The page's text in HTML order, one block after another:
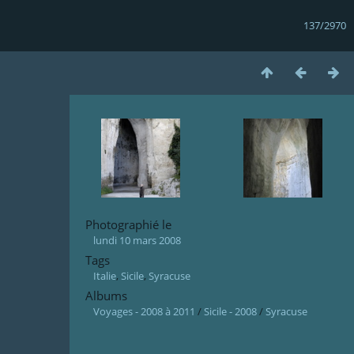
137/2970
Photographié le
lundi 10 mars 2008
Tags
Italie, Sicile, Syracuse
Albums
Voyages - 2008 à 2011 / Sicile - 2008/ Syracuse